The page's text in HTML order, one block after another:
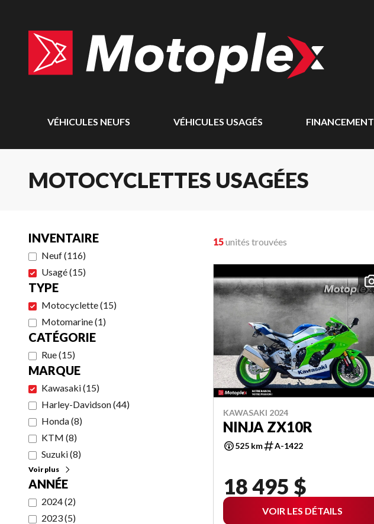
VÉHICULES NEUFS VÉHICULES USAGÉS FINANCEMENT
MOTOCYCLETTES USAGÉES
INVENTAIRE
Neuf(116)
Usagé(15)
TYPE
Motocyclette(15)
Motomarine(1)
CATÉGORIE
Rue(15)
MARQUE
Kawasaki(15)
Harley-Davidson(44)
Honda(8)
KTM (8)
Suzuki(8)
Voir plus
ANNÉE
2024(2)
2023(5)
15unités trouvées
KAWASAKI 2024
NINJA ZX10R
525 km A-1422
18 495 $
VOIR LES DÉTAILS